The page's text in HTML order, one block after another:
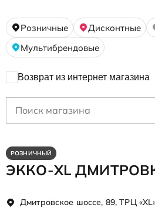
Розничные Дисконтные
Мультибрендовые
Возврат из интернет магазина
РОЗНИЧНЫЙ
ЭККО-XL
Дмитровское шоссе, 89, ТРЦ